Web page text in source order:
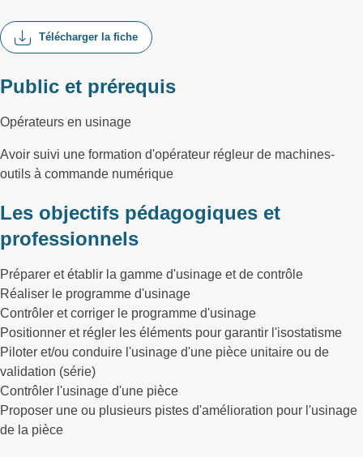
Télécharger la fiche
Public et prérequis
Opérateurs en usinage
Avoir suivi une formation d'opérateur régleur de machines-
outils à commande numérique
Les objectifs pédagogiques et
professionnels
Préparer et établir la gamme d'usinage et de contrôle
Réaliser le programme d'usinage
Contrôler et corriger le programme d'usinage
Positionner et régler les éléments pour garantir l'isostatisme
Piloter et/ou conduire l'usinage d'une pièce unitaire ou de
validation (série)
Contrôler l'usinage d'une pièce
Proposer une ou plusieurs pistes d'amélioration pour l'usinage
de la pièce